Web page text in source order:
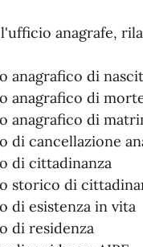
anagrafe,
anagrafico di
anagrafico di
anagrafico di
di cancellazione
di cittadinanza
storico di
di esistenza in vita
di residenza